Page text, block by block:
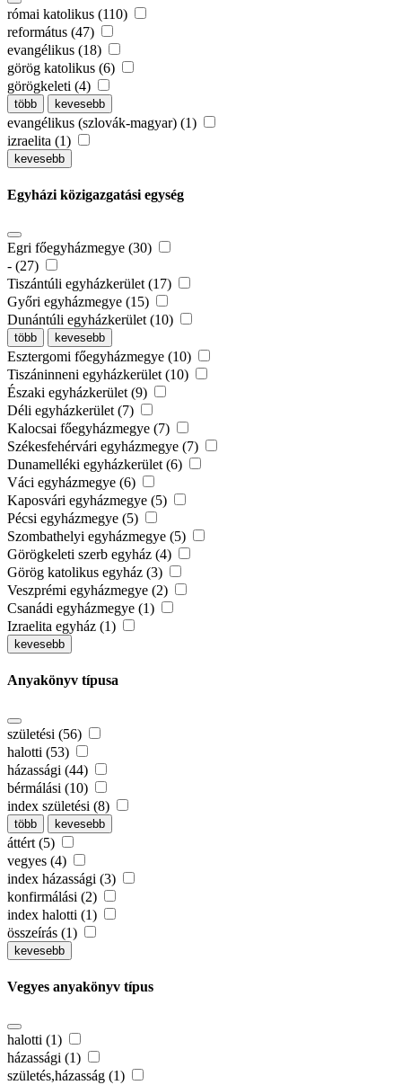
római katolikus (110)
református (47)
evangélikus (18)
görög katolikus (6)
görögkeleti (4)
több kevesebb
evangélikus (szlovák-magyar) (1)
izraelita (1)
kevesebb
Egyházi közigazgatási egység
Egri főegyházmegye (30)
- (27)
Tiszántúli egyházkerület (17)
Győri egyházmegye (15)
Dunántúli egyházkerület (10)
több kevesebb
Esztergomi főegyházmegye (10)
Tiszáninneni egyházkerület (10)
Északi egyházkerület (9)
Déli egyházkerület (7)
Kalocsai főegyházmegye (7)
Székesfehérvári egyházmegye (7)
Dunamelléki egyházkerület (6)
Váci egyházmegye (6)
Kaposvári egyházmegye (5)
Pécsi egyházmegye (5)
Szombathelyi egyházmegye (5)
Görögkeleti szerb egyház (4)
Görög katolikus egyház (3)
Veszprémi egyházmegye (2)
Csanádi egyházmegye (1)
Izraelita egyház (1)
kevesebb
Anyakönyv típusa
születési (56)
halotti (53)
házassági (44)
bérmálási (10)
index születési (8)
több kevesebb
áttért (5)
vegyes (4)
index házassági (3)
konfirmálási (2)
index halotti (1)
összeírás (1)
kevesebb
Vegyes anyakönyv típus
halotti (1)
házassági (1)
születés,házasság (1)